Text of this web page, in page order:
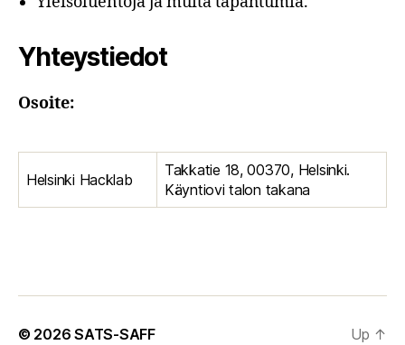
Yhteystiedot
Osoite:
Helsinki Hacklab
Takkatie 18, 00370, Helsinki.
Käyntiovi talon takana
© 2026SATS-SAFF Up ↑